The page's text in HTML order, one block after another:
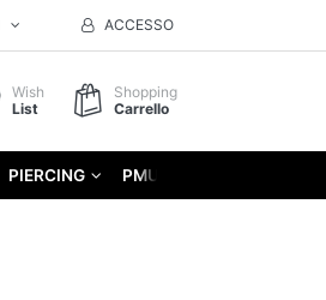
ACCESSO
Wish
List
Shopping
Carrello
PIERCING PMU